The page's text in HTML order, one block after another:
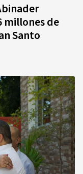
millones de
Santo